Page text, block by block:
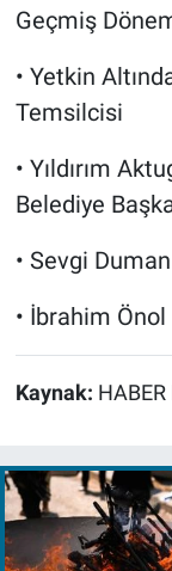
Geçmiş
• Yetkin
Temsilcisi
• Yıldırım
Belediye
• Sevgi
• İbrahim
Kaynak: HABER